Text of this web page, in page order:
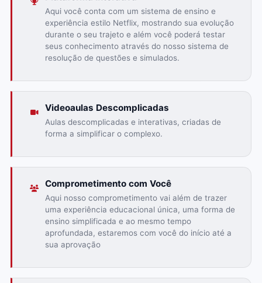
Aqui você conta com um sistema de ensino e
experiência estilo Netflix, mostrando sua evolução
durante o seu trajeto e além você poderá testar
seus conhecimento através do nosso sistema de
resolução de questões e simulados.
Videoaulas Descomplicadas
Aulas descomplicadas e interativas, criadas de
forma a simplificar o complexo.
Comprometimento com Você
Aqui nosso comprometimento vai além de trazer
uma experiência educacional única, uma forma de
ensino simplificada e ao mesmo tempo
aprofundada, estaremos com você do início até a
sua aprovação